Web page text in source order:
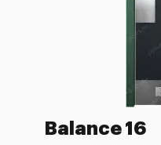
Balance 16